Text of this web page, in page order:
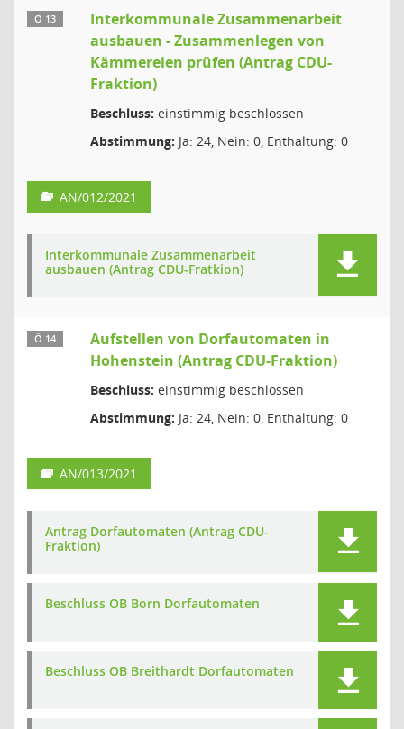
Ö 13
Interkommunale Zusammenarbeit
ausbauen - Zusammenlegen von
Kämmereien prüfen (Antrag CDU-
Fraktion)
Beschluss: einstimmig beschlossen
Abstimmung: Ja: 24, Nein: 0, Enthaltung: 0
AN/012/2021
Interkommunale Zusammenarbeit
ausbauen (Antrag CDU-Fratkion)
Ö 14
Aufstellen von Dorfautomaten in
Hohenstein (Antrag CDU-Fraktion)
Beschluss: einstimmig beschlossen
Abstimmung: Ja: 24, Nein: 0, Enthaltung: 0
AN/013/2021
Antrag Dorfautomaten (Antrag CDU-
Fraktion)
Beschluss OB Born Dorfautomaten
Beschluss OB Breithardt Dorfautomaten